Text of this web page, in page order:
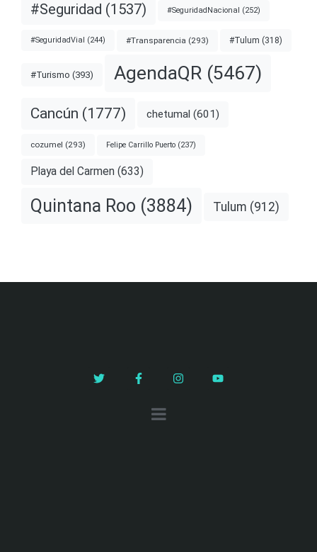
#Seguridad (1537) #SeguridadNacional (252)
#SeguridadVial (244) #Transparencia (293) #Tulum (318)
#Turismo (393) AgendaQR (5467)
Cancún (1777) chetumal (601)
cozumel (293) Felipe Carrillo Puerto (237)
Playa del Carmen (633)
Quintana Roo (3884) Tulum (912)